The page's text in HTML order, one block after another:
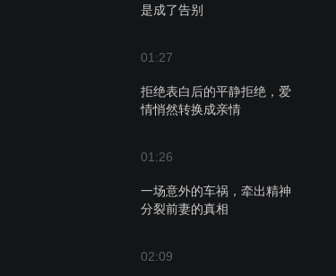
是成了告别
01:27
拒绝表白后的平静拒绝，爱
情悄然转换成亲情
01:26
一场意外的车祸，牵出精神
分裂前妻的真相
02:09